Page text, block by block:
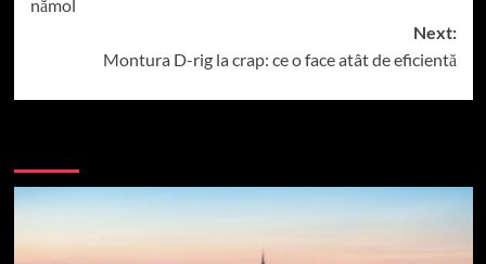
nămol
Next:
Montura D-rig la crap: ce o face atât de eficientă